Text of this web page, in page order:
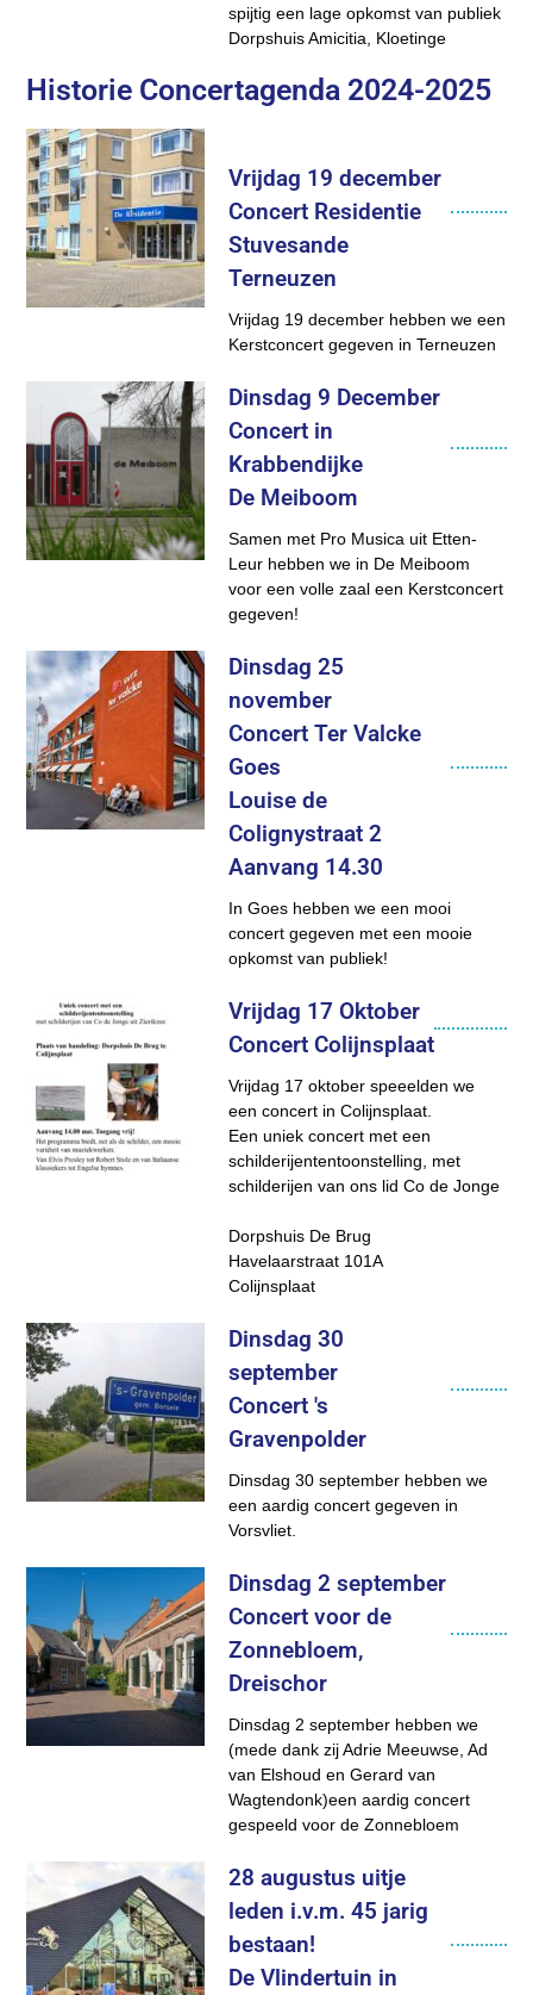
spijtig een lage opkomst van publiek
Dorpshuis Amicitia, Kloetinge
Historie Concertagenda 2024-2025
Vrijdag 19 december
Concert Residentie
Stuvesande
Terneuzen
Vrijdag 19 december hebben we een
Kerstconcert gegeven in Terneuzen
Dinsdag 9 December
Concert in
Krabbendijke
De Meiboom
Samen met Pro Musica uit Etten-
Leur hebben we in De Meiboom
voor een volle zaal een Kerstconcert
gegeven!
Dinsdag 25
november
Concert Ter Valcke
Goes
Louise de
Colignystraat 2
Aanvang 14.30
In Goes hebben we een mooi
concert gegeven met een mooie
opkomst van publiek!
Vrijdag 17 Oktober
Concert Colijnsplaat
Vrijdag 17 oktober speeelden we
een concert in Colijnsplaat.
Een uniek concert met een
schilderijententoonstelling, met
schilderijen van ons lid Co de Jonge
Dorpshuis De Brug
Havelaarstraat 101A
Colijnsplaat
Dinsdag 30
september
Concert 's
Gravenpolder
Dinsdag 30 september hebben we
een aardig concert gegeven in
Vorsvliet.
Dinsdag 2 september
Concert voor de
Zonnebloem,
Dreischor
Dinsdag 2 september hebben we
(mede dank zij Adrie Meeuwse, Ad
van Elshoud en Gerard van
Wagtendonk)een aardig concert
gespeeld voor de Zonnebloem
28 augustus uitje
leden i.v.m. 45 jarig
bestaan!
De Vlindertuin in